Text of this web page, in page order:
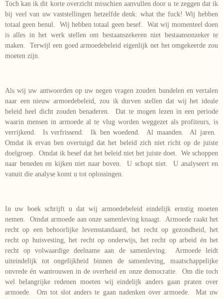
Toch kan ik dit korte overzicht misschien aanvullen door u te zeggen dat ik
bij veel van uw vaststellingen hetzelfde denk: what the fuck! Wij hebben
totaal geen benul. Wij hebben totaal geen besef. Wat wij momenteel doen
is alles in het werk stellen om bestaanszekeren niet bestaansonzeker te
maken. Terwijl een goed armoedebeleid eigenlijk net het omgekeerde zou
moeten zijn.
Als wij uw antwoorden op uw negen vragen zouden bundelen en vertalen
naar een nieuw armoedebeleid, zou ik durven stellen dat wij het ideale
beleid heel dicht zouden benaderen. Dat te mogen lezen in een periode
waarin mensen in armoede al te vlug worden weggezet als profiteurs, is
verrijkend. Is verfrissend. Ik ben woedend. Al maanden. Al jaren.
Omdat ik ervan ben overtuigd dat het beleid zich niet richt op de juiste
doelgroep. Omdat ik besef dat het beleid niet het juiste doet. We schoppen
naar beneden en kijken niet naar boven. U schopt niet. U analyseert en
vanuit die analyse komt u tot oplossingen.
In uw boek schrijft u dat wij armoedebeleid eindelijk ernstig moeten
nemen. Omdat armoede aan onze samenleving knaagt. Armoede raakt het
recht op een behoorlijke levensstandaard, het recht op gezondheid, het
recht op huisvesting, het recht op onderwijs, het recht op arbeid én het
recht op volwaardige deelname aan de samenleving. Armoede leidt
uiteindelijk tot ongelijkheid binnen de samenleving, maatschappelijke
onvrede én wantrouwen in de overheid en onze democratie. Om die toch
wel belangrijke redenen moeten wij eindelijk anders gaan praten over
armoede. Om tot slot anders te gaan nadenken over armoede. Mat uw